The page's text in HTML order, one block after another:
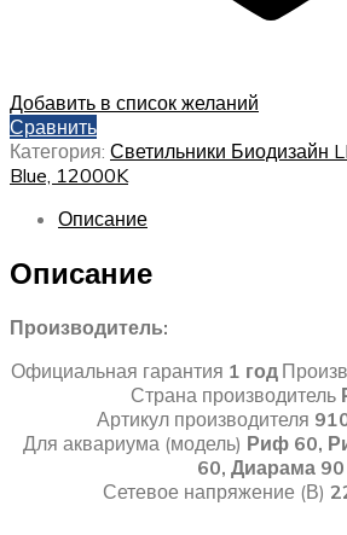
Добавить в список желаний
Сравнить
Категория: Светильники Биодизайн
Blue, 12000K
Описание
Описание
Производитель:
Официальная гарантия 1 год
Страна производитель
Артикул производителя
Для аквариума (модель) Риф 60,
60, Диарама 90
Сетевое напряжение (В)